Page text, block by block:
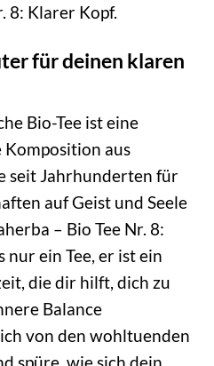
8: Klarer Kopf.
für deinen klaren
Bio-Tee ist eine
aus
seit Jahrhunderten für
auf Geist und Seele
– Bio Tee Nr. 8:
ein Tee, er ist ein
die dir hilft, dich zu
Balance
von den wohltuenden